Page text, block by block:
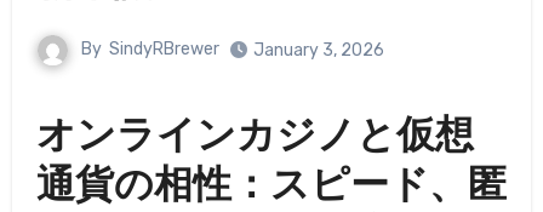
By SindyRBrewer January 3, 2026
オンラインカジノと仮想
通貨の相性：スピード、匿